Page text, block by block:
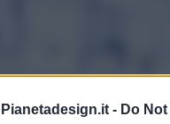
Pianetadesign.it - Do